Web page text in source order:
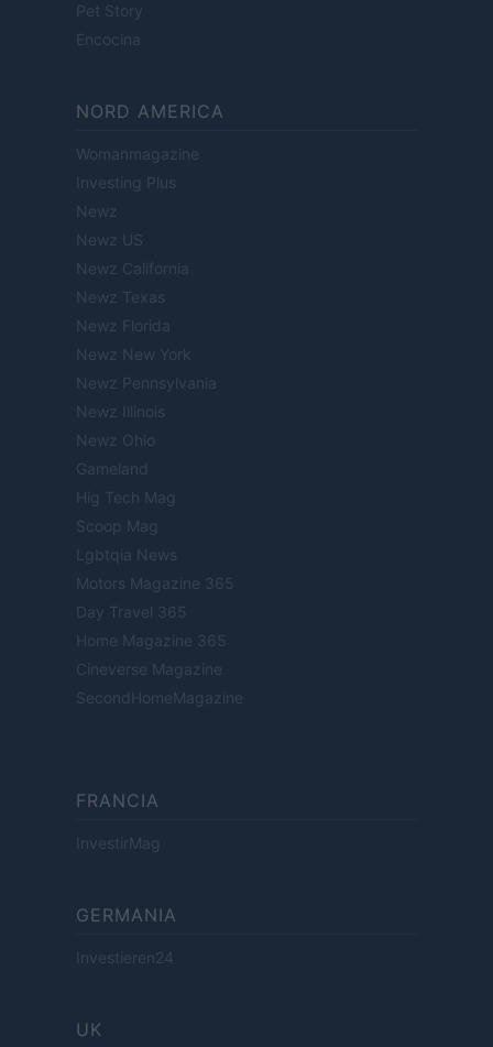
Pet Story
Encocina
NORD AMERICA
Womanmagazine
Investing Plus
Newz
Newz US
Newz California
Newz Texas
Newz Florida
Newz New York
Newz Pennsylvania
Newz Illinois
Newz Ohio
Gameland
Hig Tech Mag
Scoop Mag
Lgbtqia News
Motors Magazine 365
Day Travel 365
Home Magazine 365
Cineverse Magazine
SecondHomeMagazine
FRANCIA
InvestirMag
GERMANIA
Investieren24
UK